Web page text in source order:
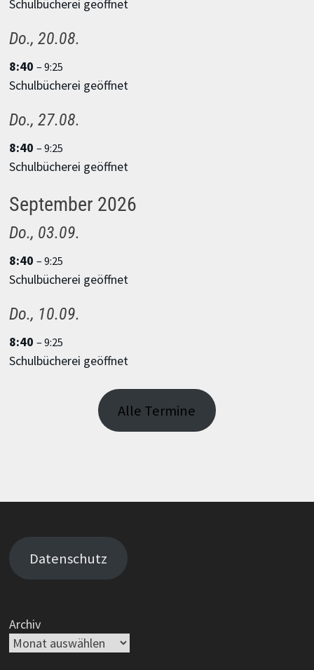
Schulbücherei geöffnet
Do., 20.08.
8:40 – 9:25
Schulbücherei geöffnet
Do., 27.08.
8:40 – 9:25
Schulbücherei geöffnet
September 2026
Do., 03.09.
8:40 – 9:25
Schulbücherei geöffnet
Do., 10.09.
8:40 – 9:25
Schulbücherei geöffnet
Alle Termine
Datenschutz
Archiv